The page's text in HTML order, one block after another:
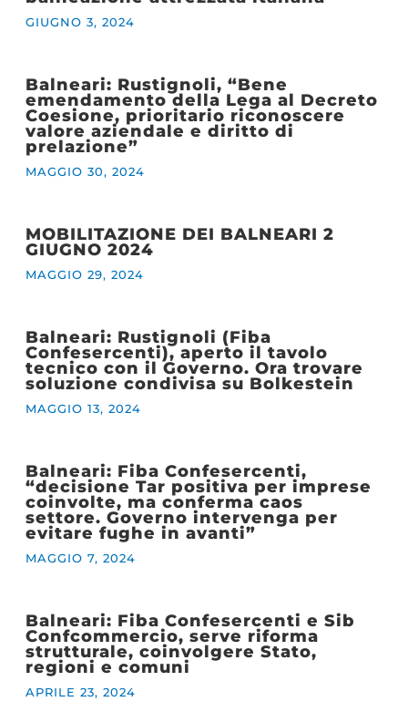
GIUGNO 3, 2024
Balneari: Rustignoli, “Bene
emendamento della Lega al Decreto
Coesione, prioritario riconoscere
valore aziendale e diritto di
prelazione”
MAGGIO 30, 2024
MOBILITAZIONE DEI BALNEARI 2
GIUGNO 2024
MAGGIO 29, 2024
Balneari: Rustignoli (Fiba
Confesercenti), aperto il tavolo
tecnico con il Governo. Ora trovare
soluzione condivisa su Bolkestein
MAGGIO 13, 2024
Balneari: Fiba Confesercenti,
“decisione Tar positiva per imprese
coinvolte, ma conferma caos
settore. Governo intervenga per
evitare fughe in avanti”
MAGGIO 7, 2024
Balneari: Fiba Confesercenti e Sib
Confcommercio, serve riforma
strutturale, coinvolgere Stato,
regioni e comuni
APRILE 23, 2024